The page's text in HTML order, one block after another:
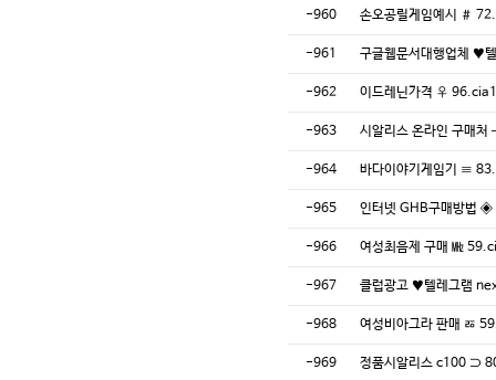
-960 손오공릴게임예시 ＃
-961 구글웹문서대행업체 ♥️
-962 이드레닌가격 ♀
-963 시알리스 온라인 구매
-964 바다이야기게임기 ≡
-965 인터넷 GHB구매방법
-966 여성최음제 구매 ㎒
-967 클럽광고 ♥️텔레그램
-968 여성비아그라 판매 ㅭ
-969 정품시알리스 c100 ⊃